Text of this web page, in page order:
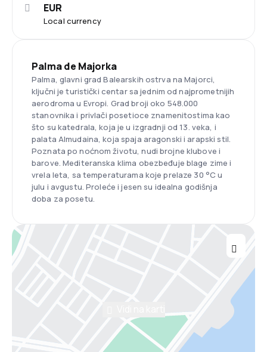
Local currency
EUR
Palma de Majorka
Palma, glavni grad Balearskih ostrva na Majorci,
ključni je turistički centar sa jednim od najprometnijih
aerodroma u Evropi. Grad broji oko 548.000
stanovnika i privlači posetioce znamenitostima kao
što su katedrala, koja je u izgradnji od 13. veka, i
palata Almudaina, koja spaja aragonski i arapski stil.
Poznata po noćnom životu, nudi brojne klubove i
barove. Mediteranska klima obezbeđuje blage zime i
vrela leta, sa temperaturama koje prelaze 30 °C u
julu i avgustu. Proleće i jesen su idealna godišnja
doba za posetu.